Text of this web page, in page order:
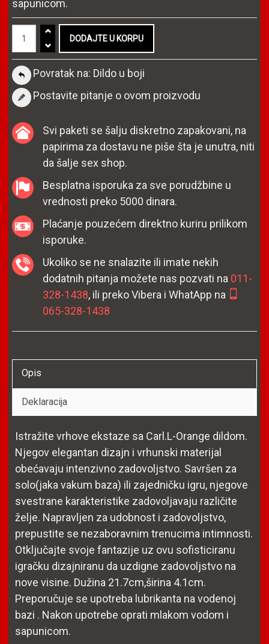
sapunicom.
Povratak na: Dildo u boji
Postavite pitanje o ovom proizvodu
Svi paketi se šalju diskretno zapakovani, na
papirima za dostavu ne piše šta je unutra, niti
da šalje sex shop.
Besplatna isporuka za sve porudžbine u
vrednosti preko 5000 dinara.
Plaćanje pouzećem direktno kuriru prilikom
isporuke.
Ukoliko se ne snalazite ili imate nekih
dodatnih pitanja možete nas pozvati na 011-
328-1438, ili preko Vibera i WhatApp na
065-328-1438
Opis
Deklaracija
Istražite vrhove ekstaze sa Carl.L-Orange dildom.
Njegov elegantan dizajn i vrhunski materijal
obećavaju intenzivno zadovoljstvo. Savršen za
solo(jaka vakum baza) ili zajedničku igru, njegove
svestrane karakteristike zadovoljavaju različite
želje. Napravljen za udobnost i zadovoljstvo,
prepustite se nezaboravnim trenucima intimnosti.
Otključajte svoje fantazije uz ovu sofisticiranu
igračku dizajniranu da uzdigne zadovoljstvo na
nove visine. Dužina 21.7cm,širina 4.1cm.
Preporučuje se upotreba lubrikanta na vodenoj
bazi . Nakon upotrebe oprati mlakom vodom i
sapunicom.